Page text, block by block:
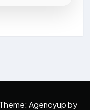
Theme: Agencyup by